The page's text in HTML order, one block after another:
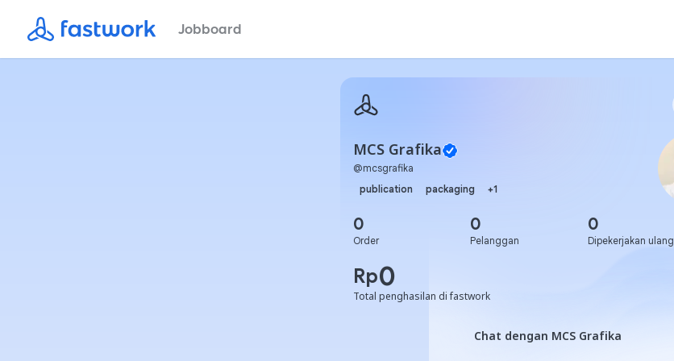
Jobboard
MCS Grafika
@mcsgrafika
publication
packaging +1
0
Order
0
Pelanggan
0
Dipekerjakan ulang
Rp0
Total penghasilan di fastwork
Chat dengan MCS Grafika
Chat dengan MCS Grafika